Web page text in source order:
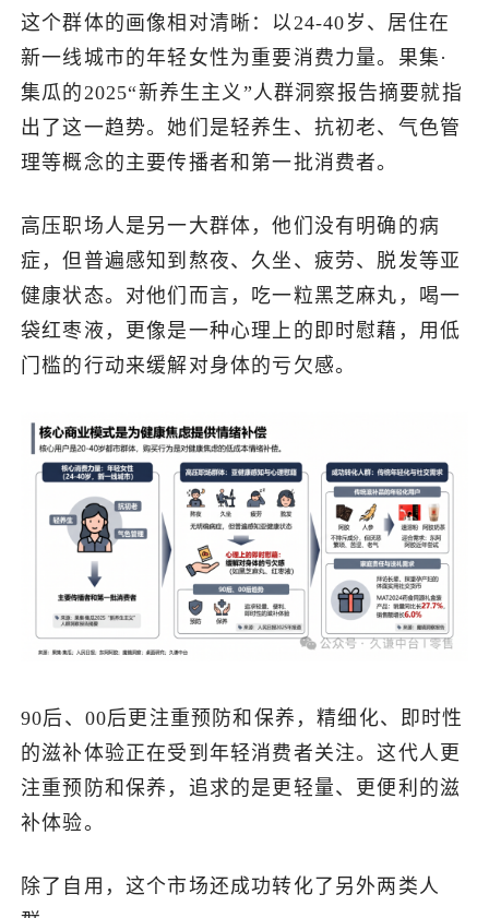
这个群体的画像相对清晰：以24-40岁、居住在
新一线城市的年轻女性为重要消费力量。果集·
集瓜的2025“新养生主义”人群洞察报告摘要就指
出了这一趋势。她们是轻养生、抗初老、气色管
理等概念的主要传播者和第一批消费者。
高压职场人是另一大群体，他们没有明确的病
症，但普遍感知到熬夜、久坐、疲劳、脱发等亚
健康状态。对他们而言，吃一粒黑芝麻丸，喝一
袋红枣液，更像是一种心理上的即时慰藉，用低
门槛的行动来缓解对身体的亏欠感。
90后、00后更注重预防和保养，精细化、即时性
的滋补体验正在受到年轻消费者关注。这代人更
注重预防和保养，追求的是更轻量、更便利的滋
补体验。
除了自用，这个市场还成功转化了另外两类人